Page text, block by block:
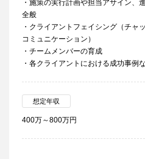
・施策の実行計画や担当アサイン、
全般
・クライアントフェイシング（チャ
コミュニケーション）
・チームメンバーの育成
・各クライアントにおける成功事例
想定年収
400万～800万円